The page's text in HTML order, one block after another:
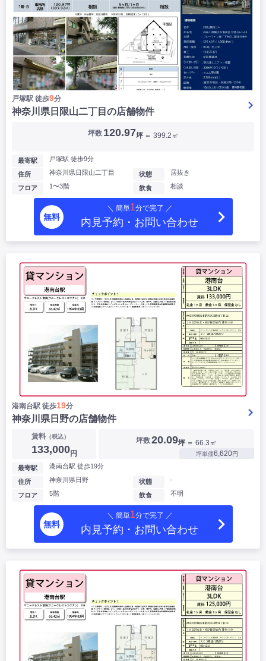
戸塚駅 徒歩9分
神奈川県日限山二丁目の店舗物件
坪数 120.97坪 ＝ 399.2㎡
最寄駅 戸塚駅 徒歩9分
住所 神奈川県日限山二丁目
フロア 1〜3階
状態 居抜き
飲食 相談
無料
＼ 簡単1分で完了 ／
内見予約・お問い合わせ
港南台駅 徒歩19分
神奈川県日野の店舗物件
賃料（税込）
133,000円
坪数20.09坪 ＝ 66.3㎡
坪単価6,620円
最寄駅 港南台駅 徒歩19分
住所 神奈川県日野
フロア 5階
状態 -
飲食 不明
無料
＼ 簡単1分で完了 ／
内見予約・お問い合わせ